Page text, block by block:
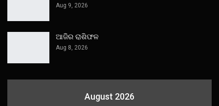
Aug 9, 2026
ଆଜିର ରାଶିଫଳ
Aug 8, 2026
August 2026